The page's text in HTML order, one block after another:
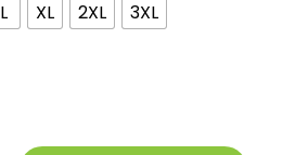
L XL 2XL 3XL